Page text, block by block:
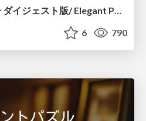
エレガントパズル 30分 ダイジェスト版/ Elegant Puzzle 30min Digest
6 790